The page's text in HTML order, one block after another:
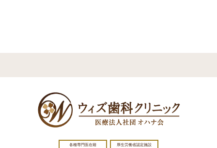
各種専門医在籍 厚生労働省認定施設